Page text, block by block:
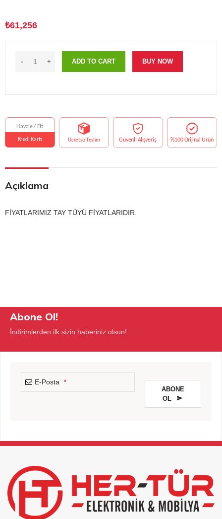
₺61,256
ADD TO CART BUY NOW
Açıklama
FİYATLARIMIZ TAY TÜYÜ FİYATLARIDIR.
Abone Ol!
İndirimlerden ilk sizin haberiniz olsun!
E-Posta *
ABONE
OL
field
left
blank